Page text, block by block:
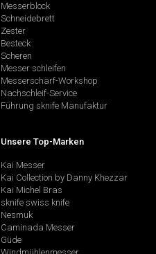
Messerblock
Schneidebrett
Zester
Besteck
Scheren
Messer schleifen
Messerschärf-Workshop
Nachschleif-Service
Führung sknife Manufaktur
Unsere Top-Marken
Kai Messer
Kai Collection by Danny Khezzar
Kai Michel Bras
sknife swiss knife
Nesmuk
Caminada Messer
Güde